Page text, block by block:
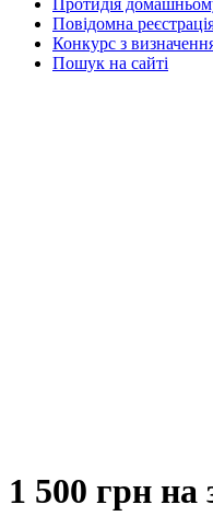
Протидія
Повідомна
Конкурс з
Пошук на сайті
1 500 грн на